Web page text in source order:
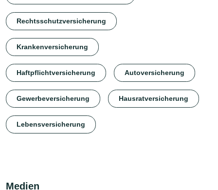
Rechtsschutzversicherung
Krankenversicherung
Haftpflichtversicherung Autoversicherung
Gewerbeversicherung Hausratversicherung
Lebensversicherung
Medien